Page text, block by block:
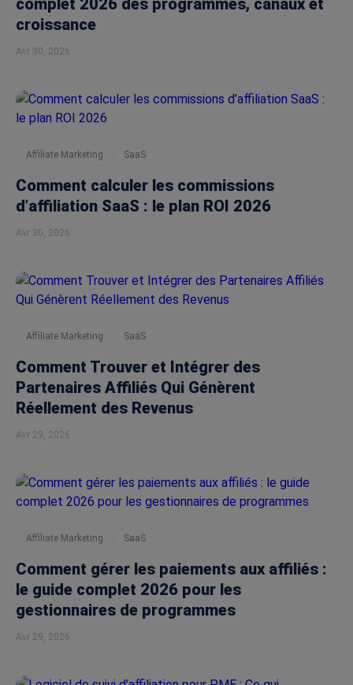
complet 2026 des programmes, canaux et
croissance
Avr 30, 2026
Affiliate Marketing SaaS
Comment calculer les commissions
d’affiliation SaaS : le plan ROI 2026
Avr 30, 2026
Affiliate Marketing SaaS
Comment Trouver et Intégrer des
Partenaires Affiliés Qui Génèrent
Réellement des Revenus
Avr 29, 2026
Affiliate Marketing SaaS
Comment gérer les paiements aux affiliés :
le guide complet 2026 pour les
gestionnaires de programmes
Avr 29, 2026